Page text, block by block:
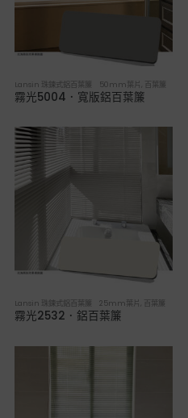
Lansin 珠鍊式鋁百葉簾 50mm葉片 百葉簾
霧光5004．寬版鋁百葉簾
Lansin 珠鍊式鋁百葉簾 25mm葉片 百葉簾
霧光2532．鋁百葉簾